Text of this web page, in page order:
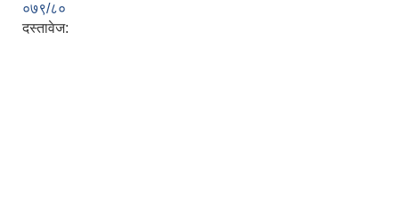
०७९/८०
दस्तावेज: